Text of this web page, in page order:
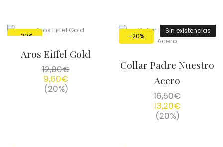
-20%
Aros Eiffel Gold
12,00€
9,60€
(20%)
Sin existencias
-20%
Collar Padre Nuestro
Acero
16,50€
13,20€
(20%)